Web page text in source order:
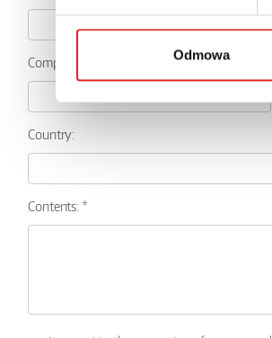
Odmowa
Company:
Country:
Contents: *